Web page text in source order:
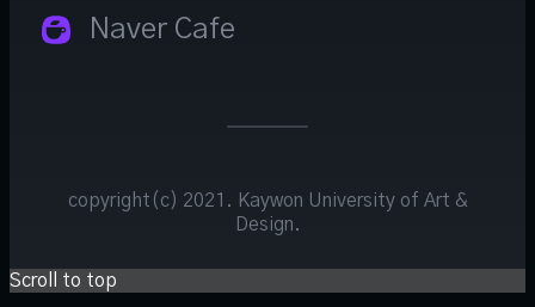
Naver Cafe
copyright(c) 2021. Kaywon University of Art &
Design.
Scroll to top